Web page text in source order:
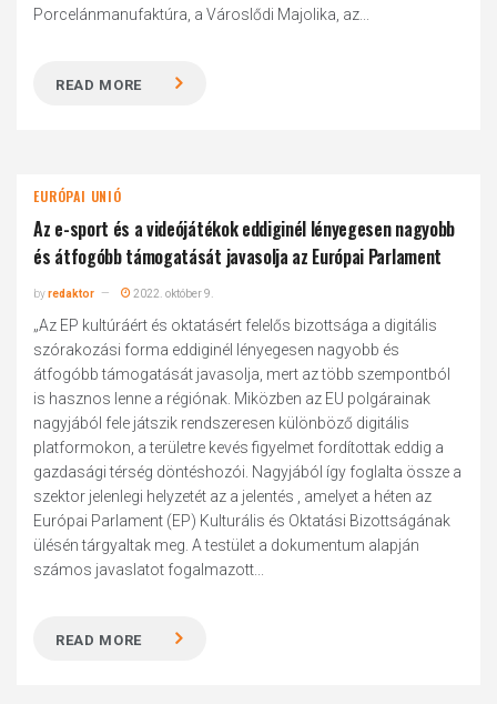
Porcelánmanufaktúra, a Városlődi Majolika, az...
READ MORE
EURÓPAI UNIÓ
Az e-sport és a videójátékok eddiginél lényegesen nagyobb
és átfogóbb támogatását javasolja az Európai Parlament
byredaktor 2022. október 9.
„Az EP kultúráért és oktatásért felelős bizottsága a digitális
szórakozási forma eddiginél lényegesen nagyobb és
átfogóbb támogatását javasolja, mert az több szempontból
is hasznos lenne a régiónak. Miközben az EU polgárainak
nagyjából fele játszik rendszeresen különböző digitális
platformokon, a területre kevés figyelmet fordítottak eddig a
gazdasági térség döntéshozói. Nagyjából így foglalta össze a
szektor jelenlegi helyzetét az a jelentés , amelyet a héten az
Európai Parlament (EP) Kulturális és Oktatási Bizottságának
ülésén tárgyaltak meg. A testület a dokumentum alapján
számos javaslatot fogalmazott...
READ MORE